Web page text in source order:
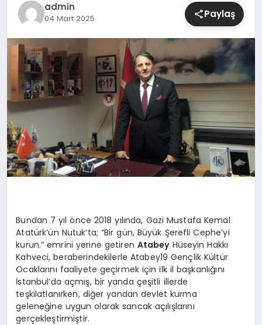
YAŞAM
admin
04 Mart 2025 Paylaş
Bundan 7 yıl önce 2018 yılında, Gazi Mustafa Kemal
Atatürk’ün Nutuk’ta; “Bir gün, Büyük Şerefli Cephe’yi
kurun.” emrini yerine getiren AtabeyHüseyin Hakkı
Kahveci, beraberindekilerle Atabey19 Gençlik Kültür
Ocaklarını faaliyete geçirmek için ilk il başkanlığını
İstanbul’da açmış, bir yanda çeşitli illerde
teşkilatlanırken, diğer yandan devlet kurma
geleneğine uygun olarak sancak açılışlarını
gerçekleştirmiştir.